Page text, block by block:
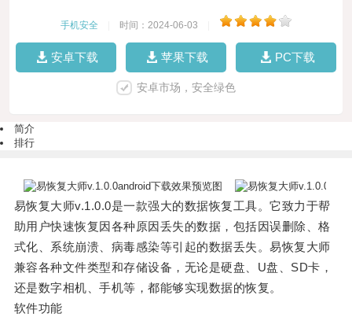
手机安全 时间：2024-06-03
安卓下载 苹果下载 PC下载
安卓市场，安全绿色
简介
排行
易恢复大师v.1.0.0是一款强大的数据恢复工具。它致力于帮
助用户快速恢复因各种原因丢失的数据，包括因误删除、格
式化、系统崩溃、病毒感染等引起的数据丢失。易恢复大师
兼容各种文件类型和存储设备，无论是硬盘、U盘、SD卡，
还是数字相机、手机等，都能够实现数据的恢复。
软件功能